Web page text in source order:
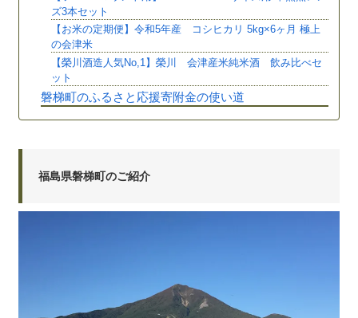
ズ3本セット
【お米の定期便】令和5年産 コシヒカリ 5kg×6ヶ月 極上
の会津米
【榮川酒造人気No,1】榮川 会津産米純米酒 飲み比べセ
ット
磐梯町のふるさと応援寄附金の使い道
福島県磐梯町のご紹介